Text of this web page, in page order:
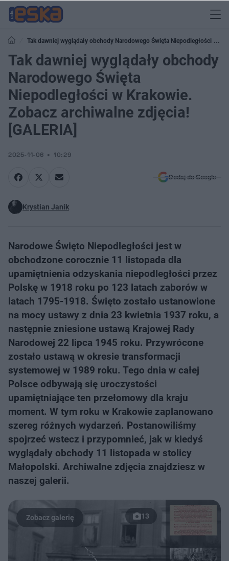
Tak dawniej wyglądały obchody Narodowego Święta Niepodległości w
Krakowie. Zobacz archiwalne zdjęcia! [GALERIA]
Tak dawniej wyglądały obchody
Narodowego Święta
Niepodległości w Krakowie.
Zobacz archiwalne zdjęcia!
[GALERIA]
2025-11-06 10:29
Dodaj do Google
Krystian Janik
Narodowe Święto Niepodległości jest w
obchodzone corocznie 11 listopada dla
upamiętnienia odzyskania niepodległości przez
Polskę w 1918 roku po 123 latach zaborów w
latach 1795-1918. Święto zostało ustanowione
na mocy ustawy z dnia 23 kwietnia 1937 roku, a
następnie zniesione ustawą Krajowej Rady
Narodowej 22 lipca 1945 roku. Przywrócone
zostało ustawą w okresie transformacji
systemowej w 1989 roku. Tego dnia w całej
Polsce odbywają się uroczystości
upamiętniające ten przełomowy dla kraju
moment. W tym roku w Krakowie zaplanowano
szereg różnych wydarzeń. Postanowiliśmy
spojrzeć wstecz i przypomnieć, jak w kiedyś
wyglądały obchody 11 listopada w stolicy
Małopolski. Archiwalne zdjęcia znajdziesz w
naszej galerii.
13